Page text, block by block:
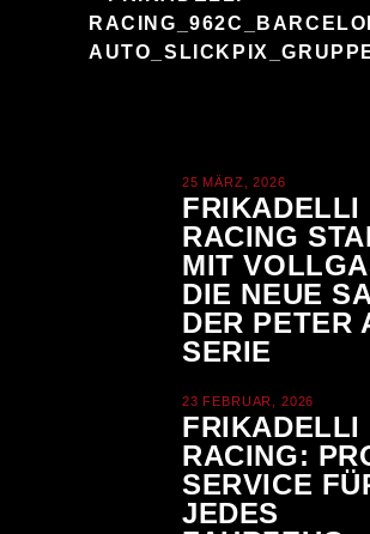
25 MÄRZ, 2026
FRIKADELLI
RACING
MIT
DIE NEUE
DER PETER
SERIE
23 FEBRUAR, 2026
FRIKADELLI
RACING:
SERVICE
JEDES